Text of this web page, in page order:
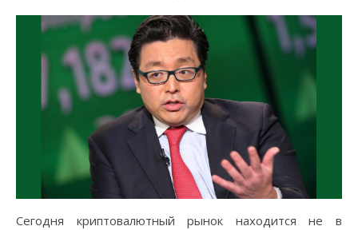
Сегодня криптовалютный рынок находится не в